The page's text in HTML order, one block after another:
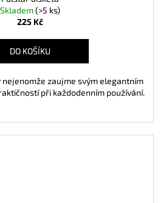
Skladem(>5 ks)
225 Kč
DO KOŠÍKU
zaujme svým elegantním
při každodenním používání.